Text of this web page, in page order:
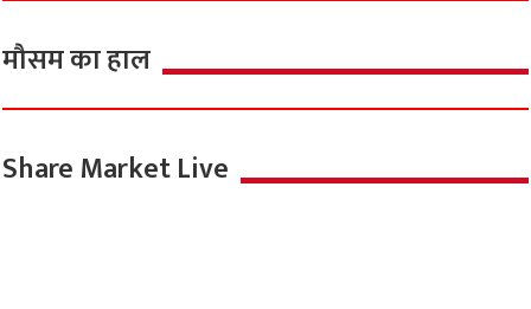
मौसम का हाल
Share Market Live